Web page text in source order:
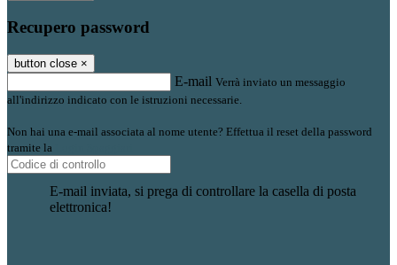
Recupero password
button close ×
E-mail Verrà inviato un messaggio
all'indirizzo indicato con le istruzioni necessarie.
Non hai una e-mail associata al nome utente? Effettua il reset della password
tramite la
E-mail inviata, si prega di controllare la casella di posta
elettronica!